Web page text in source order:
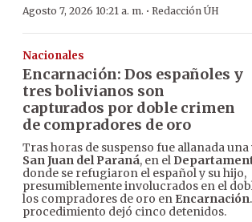
Agosto 7, 2026 10:21 a. m. · Redacción ÚH
Nacionales
Encarnación: Dos españoles y
tres bolivianos son
capturados por doble crimen
de compradores de oro
Tras horas de suspenso fue allanada
San Juan del Paraná, en el
donde se refugiaron el español y su hijo,
presumiblemente involucrados en el
los compradores de oro en Encarnación
procedimiento dejó cinco detenidos.